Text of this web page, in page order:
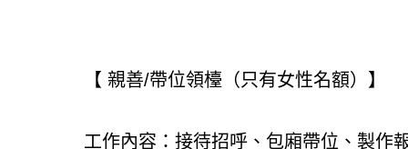
【 親善/帶位領檯（只有女性名額）】
工作內容：接待招呼、包廂帶位、製作